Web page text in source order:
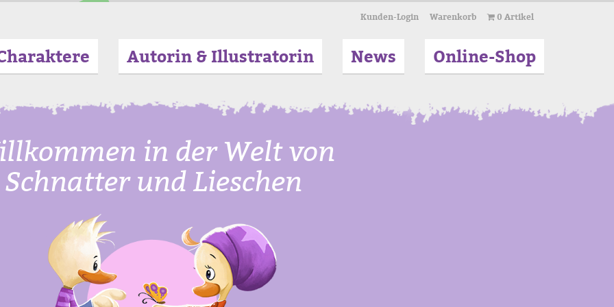
Kunden-Login Warenkorb 0 Artikel
Autorin & Illustratorin News Online-Shop
in der Welt von
Schnatter und Lieschen